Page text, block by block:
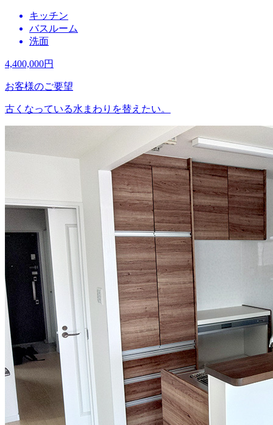
キッチン
バスルーム
洗面
4,400,000円
お客様のご要望
古くなっている水まわりを替えたい。